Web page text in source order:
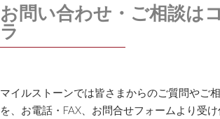
お問い合わせ・ご相談は
ラ
マイルストーンでは皆さまからのご質問やご
を、お電話・FAX、お問合せフォームより受け